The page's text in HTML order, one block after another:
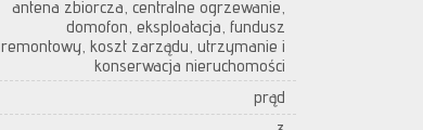
antena zbiorcza, centralne ogrzewanie,
domofon, eksploatacja, fundusz
remontowy, koszt zarządu, utrzymanie i
konserwacja nieruchomości
prąd